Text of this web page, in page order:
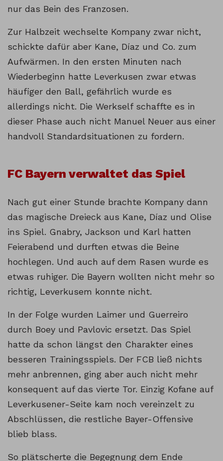
nur das Bein des Franzosen.
Zur Halbzeit wechselte Kompany zwar nicht,
schickte dafür aber Kane, Díaz und Co. zum
Aufwärmen. In den ersten Minuten nach
Wiederbeginn hatte Leverkusen zwar etwas
häufiger den Ball, gefährlich wurde es
allerdings nicht. Die Werkself schaffte es in
dieser Phase auch nicht Manuel Neuer aus einer
handvoll Standardsituationen zu fordern.
FC Bayern verwaltet das Spiel
Nach gut einer Stunde brachte Kompany dann
das magische Dreieck aus Kane, Díaz und Olise
ins Spiel. Gnabry, Jackson und Karl hatten
Feierabend und durften etwas die Beine
hochlegen. Und auch auf dem Rasen wurde es
etwas ruhiger. Die Bayern wollten nicht mehr so
richtig, Leverkusem konnte nicht.
In der Folge wurden Laimer und Guerreiro
durch Boey und Pavlovic ersetzt. Das Spiel
hatte da schon längst den Charakter eines
besseren Trainingsspiels. Der FCB ließ nichts
mehr anbrennen, ging aber auch nicht mehr
konsequent auf das vierte Tor. Einzig Kofane auf
Leverkusener-Seite kam noch vereinzelt zu
Abschlüssen, die restliche Bayer-Offensive
blieb blass.
So plätscherte die Begegnung dem Ende